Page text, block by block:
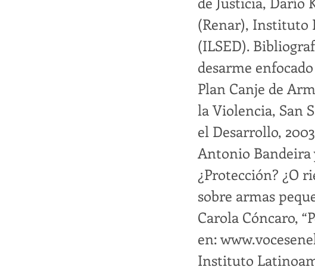
(Renar), Instituto
(ILSED).
desarme
Plan Canje de
la Violencia, San
el Desarrollo,
Antonio Bandeira
¿Protección? ¿O
sobre armas
Carola Cóncaro,
en:
Instituto